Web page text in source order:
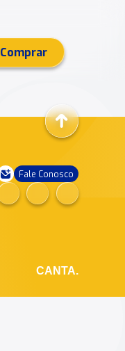
Comprar
Fale Conosco
CANTA.